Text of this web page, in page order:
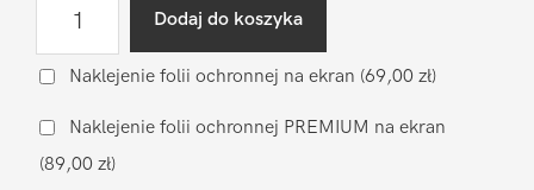
mikrofonu
Xiaomi
Mi9T
Dodaj do koszyka
Naklejenie folii ochronnej na ekran (69,00 zł)
Naklejenie folii ochronnej PREMIUM na ekran
(89,00 zł)